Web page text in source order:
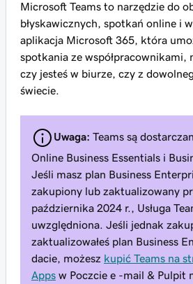
Microsoft Teams to narzędzie do
błyskawicznych, spotkań online i
aplikacja Microsoft 365, która
spotkania ze współpracownikami,
czy jesteś w biurze, czy z
świecie.
Uwaga: Teams są
Online Business Essentials i
Jeśli masz plan Business
zakupiony lub zaktualizowany
października 2024 r., Usługa
uwzględniona. Jeśli jednak
zaktualizowałeś plan Business
dacie, możesz kupić Teams na
Apps w Poczcie e -mail & Pulpit